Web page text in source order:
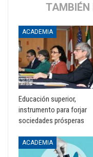
TAMBIÉN
ACADEMIA
Educación superior,
instrumento para forjar
sociedades prósperas
ACADEMIA